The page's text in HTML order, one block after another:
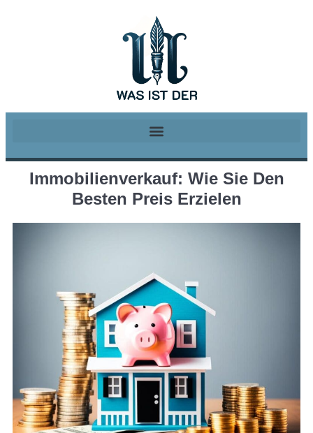
Immobilienverkauf: Wie Sie Den
Besten Preis Erzielen